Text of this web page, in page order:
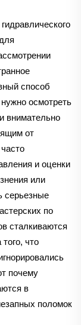
способ
осмотреть
внимательно
от
и оценки
или
серьезные
по
сталкиваются
что
почему
в
поломок